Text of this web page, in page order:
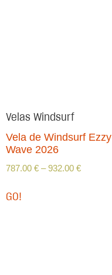
Velas Windsurf
Vela de Windsurf Ezzy
Wave 2026
787.00 € –932.00 €
GO!